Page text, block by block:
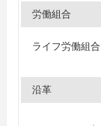
労働組合
ライフ労働組
沿革